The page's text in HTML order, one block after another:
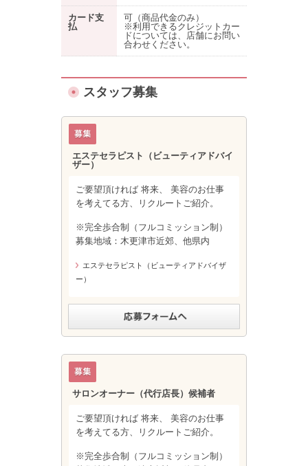
カード支
払
可（商品代金のみ）
※利用できるクレジットカー
ドについては、店舗にお問い
合わせください。
スタッフ募集
エステセラピスト（ビューティアドバイ
ザー）
ご要望頂ければ 将来、 美容のお仕事
を考えてる方、リクルートご紹介。
※完全歩合制（フルコミッション制）
募集地域：木更津市近郊、他県内
エステセラピスト（ビューティアドバイザ
ー）
サロンオーナー（代行店長）候補者
ご要望頂ければ 将来、 美容のお仕事
を考えてる方、リクルートご紹介。
※完全歩合制（フルコミッション制）